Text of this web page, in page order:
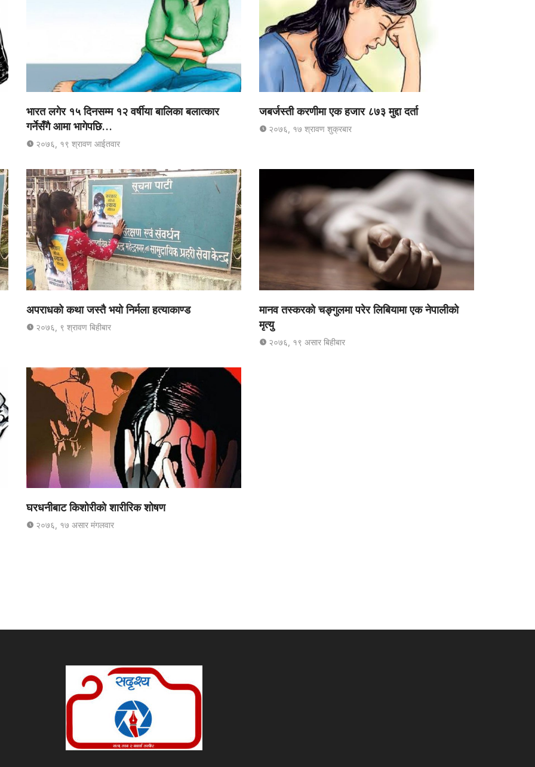
भारत लगेर १५ दिनसम्म १२ वर्षीया बालिका बलात्कार
गर्नेसँगै आमा भागेपछि…
२०७६, १९ श्रावण आईतवार
जबर्जस्ती करणीमा एक हजार ८७३ मुद्दा दर्ता
२०७६, १७ श्रावण शुक्रबार
अपराधको कथा जस्तै भयो निर्मला हत्याकाण्ड
२०७६, ९ श्रावण बिहीबार
मानव तस्करको चङ्गुलमा परेर लिबियामा एक नेपालीको
मृत्यु
२०७६, १९ असार बिहीबार
घरधनीबाट किशोरीको शारीरिक शोषण
२०७६, १७ असार मंगलवार